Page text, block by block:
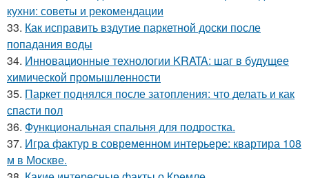
кухни: советы и рекомендации
33. Как исправить вздутие паркетной доски после
попадания воды
34. Инновационные технологии KRATA: шаг в будущее
химической промышленности
35. Паркет поднялся после затопления: что делать и как
спасти пол
36. Функциональная спальня для подростка.
37. Игра фактур в современном интерьере: квартира 108
м в Москве.